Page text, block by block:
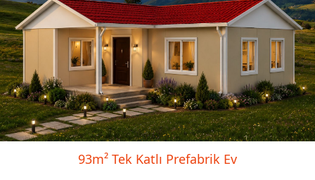
93m² Tek Katlı Prefabrik Ev